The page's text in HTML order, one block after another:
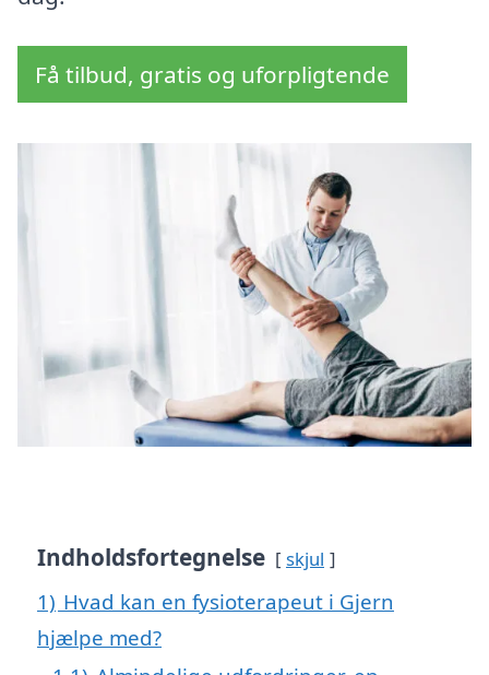
Få tilbud, gratis og uforpligtende
Indholdsfortegnelse skjul
1) Hvad kan en fysioterapeut i Gjern
hjælpe med?